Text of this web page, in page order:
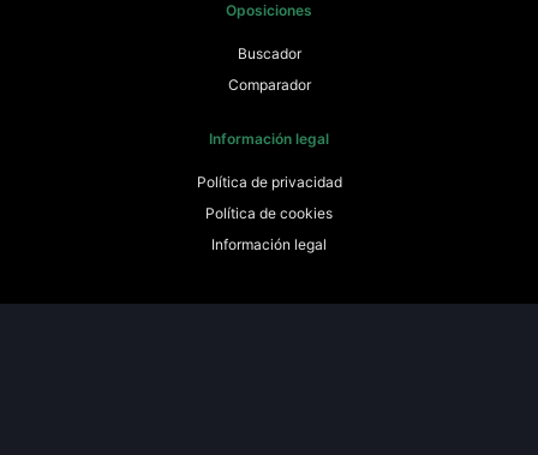
Oposiciones
Buscador
Comparador
Información legal
Política de privacidad
Política de cookies
Información legal